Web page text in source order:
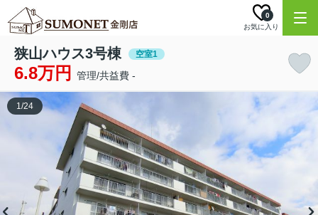
お気に入り
0
狭山ハウス3号棟 空室1
6.8万円 管理/共益費 -
1/24